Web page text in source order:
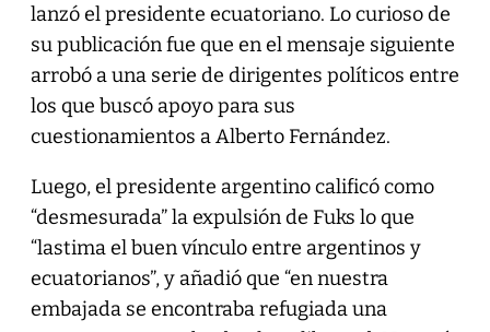
lanzó el presidente ecuatoriano. Lo curioso de
su publicación fue que en el mensaje siguiente
arrobó a una serie de dirigentes políticos entre
los que buscó apoyo para sus
cuestionamientos a Alberto Fernández.
Luego, el presidente argentino calificó como
“desmesurada” la expulsión de Fuks lo que
“lastima el buen vínculo entre argentinos y
ecuatorianos”, y añadió que “en nuestra
embajada se encontraba refugiada una